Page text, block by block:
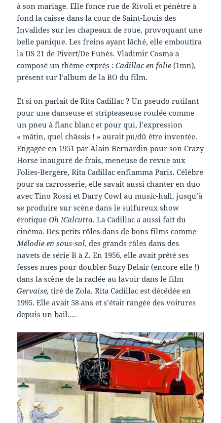
à son mariage. Elle fonce rue de Rivoli et pénètre à
fond la caisse dans la cour de Saint-Louis des
Invalides sur les chapeaux de roue, provoquant une
belle panique. Les freins ayant lâché, elle emboutira
la DS 21 de Pivert/De Funès. Vladimir Cosma a
composé un thème exprès :Cadillac en folie (1mn),
présent sur l’album de la BO du film.
Et si on parlait de Rita Cadillac ? Un pseudo rutilant
pour une danseuse et stripteaseuse roulée comme
un pneu à flanc blanc et pour qui, l’expression
« mâtin, quel châssis ! » aurait pu/dû être inventée.
Engagée en 1951 par Alain Bernardin pour son Crazy
Horse inauguré de frais, meneuse de revue aux
Folies-Bergère, Rita Cadillac enflamma Paris. Célèbre
pour sa carrosserie, elle savait aussi chanter en duo
avec Tino Rossi et Darry Cowl au music-hall, jusqu’à
se produire sur scène dans le sulfureux show
érotiqueOh !Calcutta. La Cadillac a aussi fait du
cinéma. Des petits rôles dans de bons films comme
Mélodie en sous-sol, des grands rôles dans des
navets de série B à Z. En 1956, elle avait prêté ses
fesses nues pour doubler Suzy Delair (encore elle !)
dans la scène de la raclée au lavoir dans le film
Gervaise, tiré de Zola. Rita Cadillac est décédée en
1995. Elle avait 58 ans et s’était rangée des voitures
depuis un bail….